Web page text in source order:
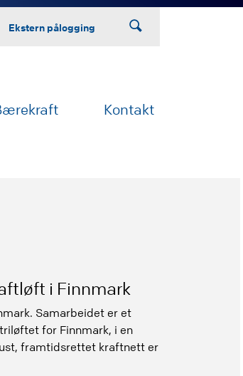
Ekstern pålogging
Kontakt
i Finnmark
Samarbeidet er et
for Finnmark, i en
framtidsrettet kraftnett er